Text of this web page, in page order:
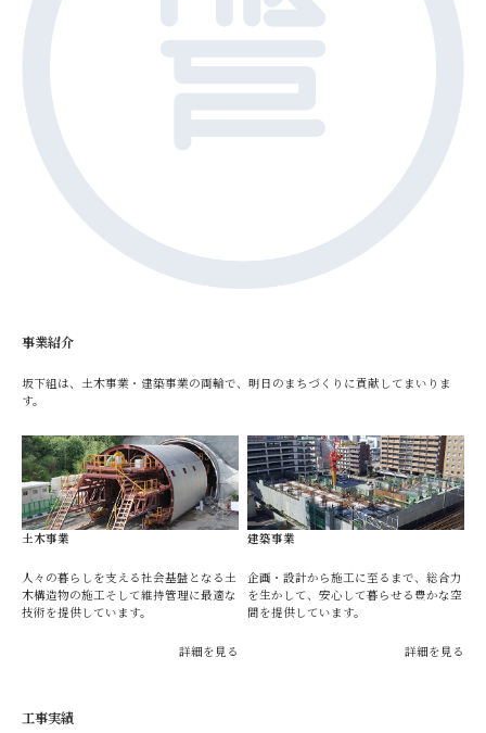
事業紹介
坂下組は、土木事業・建築事業の両輪で、明日のまちづくりに貢献してまいりま
す。
土木事業
人々の暮らしを支える社会基盤となる土
木構造物の施工そして維持管理に最適な
技術を提供しています。
詳細を見る
建築事業
企画・設計から施工に至るまで、総合力
を生かして、安心して暮らせる豊かな空
間を提供しています。
詳細を見る
工事実績